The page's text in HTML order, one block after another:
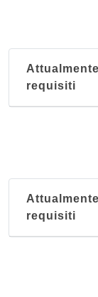
Bersaglio
Cacciatore
via Giulia
requisiti
requisiti